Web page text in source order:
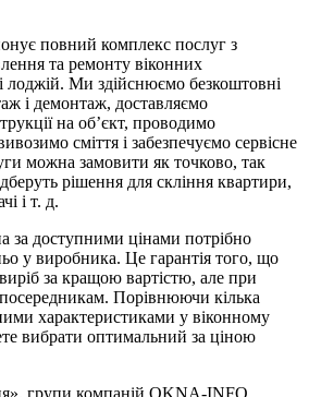
повний комплекс послуг з
та ремонту віконних
лоджій. Ми здійснюємо безкоштовні
і демонтаж, доставляємо
на об’єкт, проводимо
сміття і забезпечуємо сервісне
можна замовити як точково, так
рішення для скління квартири,
і т. д.
за доступними цінами потрібно
у виробника. Це гарантія того, що
за кращою вартістю, але при
Порівнюючи кілька
характеристиками у віконному
вибрати оптимальний за ціною
групи компаній OKNA-INFO